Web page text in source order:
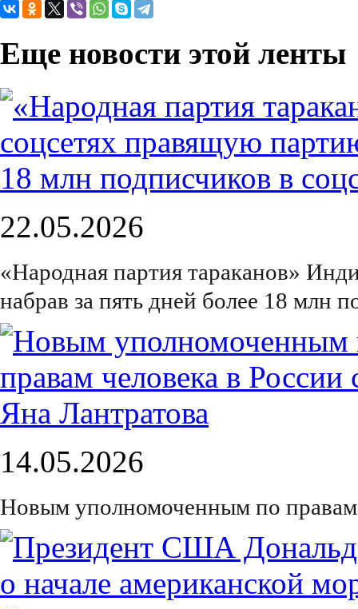
Еще новости этой ленты
22.05.2026
«Народная партия тараканов»
набрав за пять дней более 18 млн
14.05.2026
Новым уполномоченным по правам